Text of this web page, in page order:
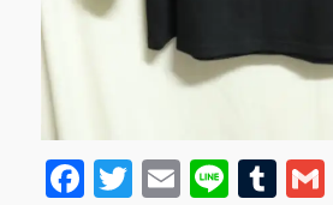
F
T
E
Li T